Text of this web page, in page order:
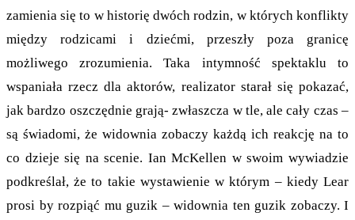
zamienia się to w historię dwóch rodzin, w których konflikty
między rodzicami i dziećmi, przeszły poza granicę
możliwego zrozumienia. Taka intymność spektaklu to
wspaniała rzecz dla aktorów, realizator starał się pokazać,
jak bardzo oszczędnie grają- zwłaszcza w tle, ale cały czas –
są świadomi, że widownia zobaczy każdą ich reakcję na to
co dzieje się na scenie. Ian McKellen w swoim wywiadzie
podkreślał, że to takie wystawienie w którym – kiedy Lear
prosi by rozpiąć mu guzik – widownia ten guzik zobaczy. I